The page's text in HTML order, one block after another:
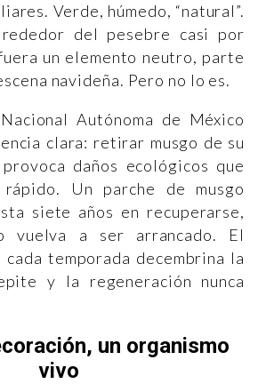
Verde, húmedo, “natural”.
del pesebre casi por
un elemento neutro, parte
navideña. Pero no lo es.
Autónoma de México
clara: retirar musgo de su
daños ecológicos que
Un parche de musgo
siete años en recuperarse,
vuelva a ser arrancado. El
temporada decembrina la
y la regeneración nunca
un organismo
vivo